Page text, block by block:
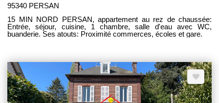
95340 PERSAN
15 MIN NORD PERSAN, appartement au rez de chaussée:
Entrée, séjour, cuisine, 1 chambre, salle d'eau avec WC,
buanderie. Ses atouts: Proximité commerces, écoles et gare.